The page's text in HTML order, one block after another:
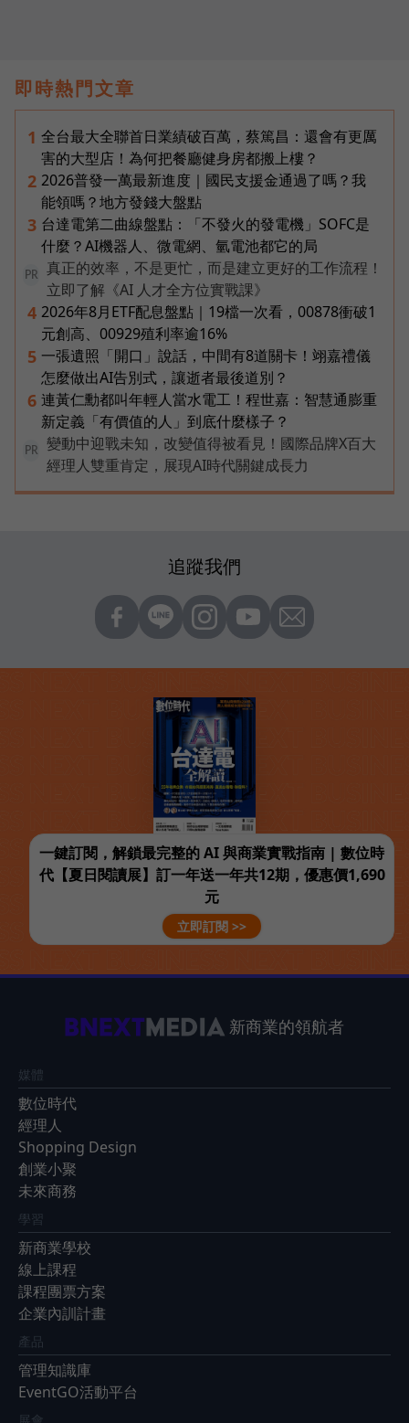
即時熱門文章
1 全台最大全聯首日業績破百萬，蔡篤昌：還會有更厲
害的大型店！為何把餐廳健身房都搬上樓？
2 2026普發一萬最新進度｜國民支援金通過了嗎？我
能領嗎？地方發錢大盤點
3 台達電第二曲線盤點：「不發火的發電機」SOFC是
什麼？AI機器人、微電網、氫電池都它的局
PR
真正的效率，不是更忙，而是建立更好的工作流程！
立即了解《AI 人才全方位實戰課》
4 2026年8月ETF配息盤點｜19檔一次看，00878衝破1
元創高、00929殖利率逾16%
5 一張遺照「開口」說話，中間有8道關卡！翊嘉禮儀
怎麼做出AI告別式，讓逝者最後道別？
6 連黃仁勳都叫年輕人當水電工！程世嘉：智慧通膨重
新定義「有價值的人」到底什麼樣子？
PR
變動中迎戰未知，改變值得被看見！國際品牌X百大
經理人雙重肯定，展現AI時代關鍵成長力
追蹤我們
一鍵訂閱，解鎖最完整的 AI 與商業實戰指南 | 數位時
代【夏日閱讀展】訂一年送一年共12期，優惠價1,690
元
立即訂閱 >>
新商業的領航者
媒體
數位時代
經理人
Shopping Design
創業小聚
未來商務
學習
新商業學校
線上課程
課程團票方案
企業內訓計畫
產品
管理知識庫
EventGO活動平台